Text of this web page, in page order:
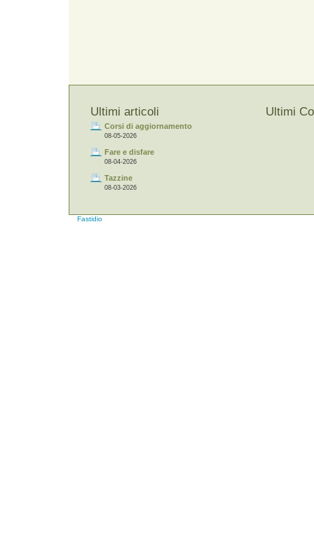
Ultimi articoli
Corsi di aggiornamento
08-05-2026
Fare e disfare
08-04-2026
Tazzine
08-03-2026
Ultimi
Fastidio